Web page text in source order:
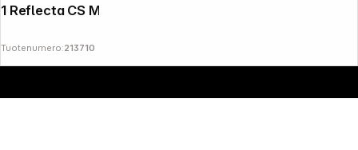
Tuotenumero:213710